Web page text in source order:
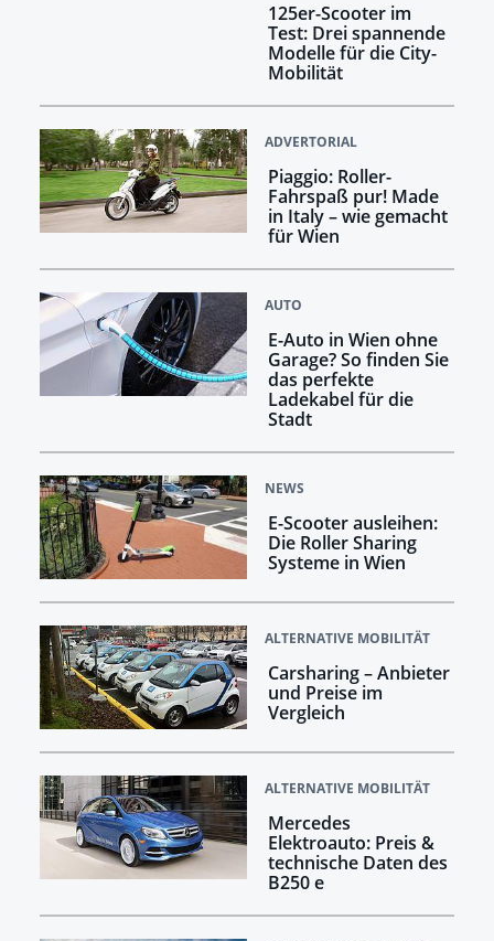
125er-Scooter im
Test: Drei spannende
Modelle für die City-
Mobilität
ADVERTORIAL
Piaggio: Roller-
Fahrspaß pur! Made
in Italy – wie gemacht
für Wien
AUTO
E-Auto in Wien ohne
Garage? So finden Sie
das perfekte
Ladekabel für die
Stadt
NEWS
E-Scooter ausleihen:
Die Roller Sharing
Systeme in Wien
ALTERNATIVE MOBILITÄT
Carsharing – Anbieter
und Preise im
Vergleich
ALTERNATIVE MOBILITÄT
Mercedes
Elektroauto: Preis &
technische Daten des
B250 e